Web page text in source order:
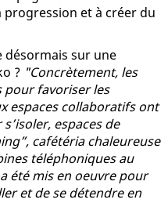
et à créer du
désormais sur une
? "Concrètement, les
pour favoriser les
espaces collaboratifs ont
espaces de
cafétéria chaleureuse
téléphoniques au
été mis en oeuvre pour
et de se détendre en